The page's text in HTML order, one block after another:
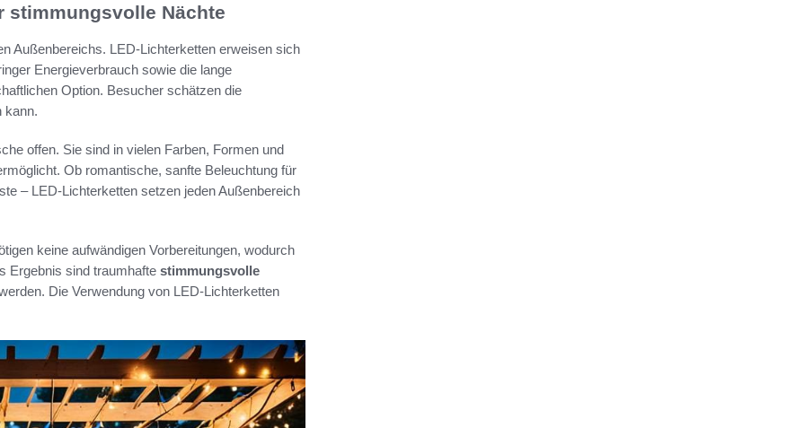
stimmungsvolle Nächte
Außenbereichs. LED-Lichterketten erweisen sich
Energieverbrauch sowie die lange
Option. Besucher schätzen die
kann.
offen. Sie sind in vielen Farben, Formen und
Ob romantische, sanfte Beleuchtung für
– LED-Lichterketten setzen jeden Außenbereich
keine aufwändigen Vorbereitungen, wodurch
Ergebnis sind traumhafte stimmungsvolle
Die Verwendung von LED-Lichterketten